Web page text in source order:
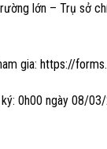
lớn – Trụ sở
gia: https://
0h00 ngày 08/